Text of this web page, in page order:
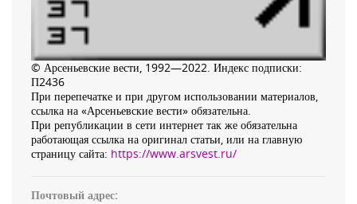
© Арсеньевские вести, 1992—2022. Индекс подписки:
П2436
При перепечатке и при другом использовании материалов,
ссылка на «Арсеньевские вести» обязательна.
При републикации в сети интернет так же обязательна
работающая ссылка на оригинал статьи, или на главную
страницу сайта: https://www.arsvest.ru/
Почтовый адрес: